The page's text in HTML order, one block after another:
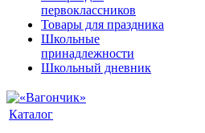
первоклассников
Товары для праздника
Школьные
принадлежности
Школьный дневник
Каталог